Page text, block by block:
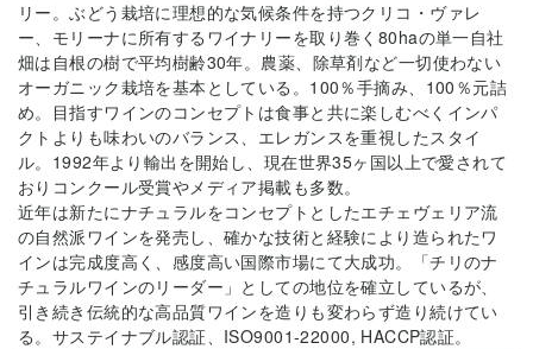
リー。ぶどう栽培に理想的な気候条件を持つクリコ・ヴァレ
ー、モリーナに所有するワイナリーを取り巻く80haの単一自社
畑は自根の樹で平均樹齢30年。農薬、除草剤など一切使わない
オーガニック栽培を基本としている。100％手摘み、100％元詰
め。目指すワインのコンセプトは食事と共に楽しむべくインパ
クトよりも味わいのバランス、エレガンスを重視したスタイ
ル。1992年より輸出を開始し、現在世界35ヶ国以上で愛されて
おりコンクール受賞やメディア掲載も多数。
近年は新たにナチュラルをコンセプトとしたエチェヴェリア流
の自然派ワインを発売し、確かな技術と経験により造られたワ
インは完成度高く、感度高い国際市場にて大成功。「チリのナ
チュラルワインのリーダー」としての地位を確立しているが、
引き続き伝統的な高品質ワインを造りも変わらず造り続けてい
る。サステイナブル認証、ISO9001-22000, HACCP認証。